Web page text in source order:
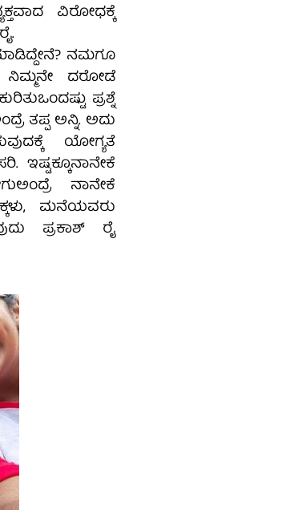
ವಿರೋಧಕ್ಕೆ
ನಮಗೂ
ದರೋಡೆ
ಪ್ರಶ್ನೆ
ತಪ್ಪ ಅನ್ನಿ. ಅದು
ಯೋಗ್ಯತೆ
ಇಷ್ಟಕ್ಕೂ‌ನಾನೇಕೆ
ನಾನೇಕೆ
ಮನೆಯವರು
ಪ್ರಕಾಶ್ ರೈ